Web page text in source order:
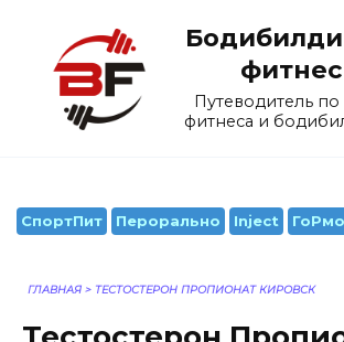
содержанию
фитнес
Путеводитель
фитнеса и
СпортПит Перорально Inject
ГЛАВНАЯ > ТЕСТОСТЕРОН ПРОПИОНАТ КИРОВСК